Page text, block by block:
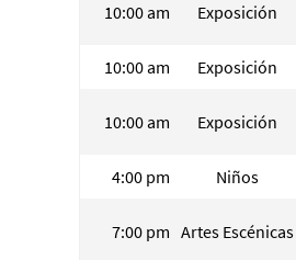
10:00 am Exposición
10:00 am Exposición
10:00 am Exposición
4:00 pm Niños
7:00 pm Artes Escénicas